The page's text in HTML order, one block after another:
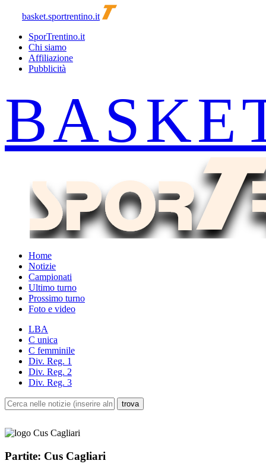
basket.sportrentino.it
SporTrentino.it
Chi siamo
Affiliazione
Pubblicità
Home
Notizie
Campionati
Ultimo turno
Prossimo turno
Foto e video
LBA
C unica
C femminile
Div. Reg. 1
Div. Reg. 2
Div. Reg. 3
Partite: Cus Cagliari